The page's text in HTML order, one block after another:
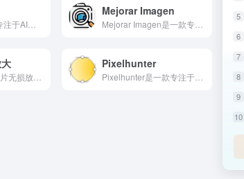
GoProd是一款专注于AI图片无损放大领域的智能AI工具...
Mejorar Imagen
bigjpg 是专注图片无损放大的在线工具，通过 AI 算法实现 2-16 倍放大
Pixelhunter
5
6
7
8
9
10